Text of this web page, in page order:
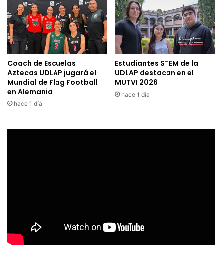
Coach de Escuelas
Aztecas UDLAP jugará el
Mundial de Flag Football
en Alemania
hace 1 día
Estudiantes STEM de la
UDLAP destacan en el
MUTVI 2026
hace 1 día